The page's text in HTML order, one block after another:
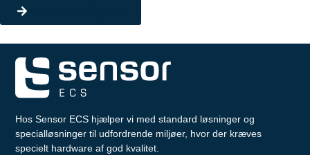
Hos Sensor ECS hjælper vi med standard løsninger og
specialløsninger til udfordrende miljøer, hvor der kræves
specielt hardware af god kvalitet.